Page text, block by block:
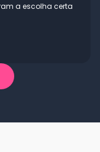
a escolha certa